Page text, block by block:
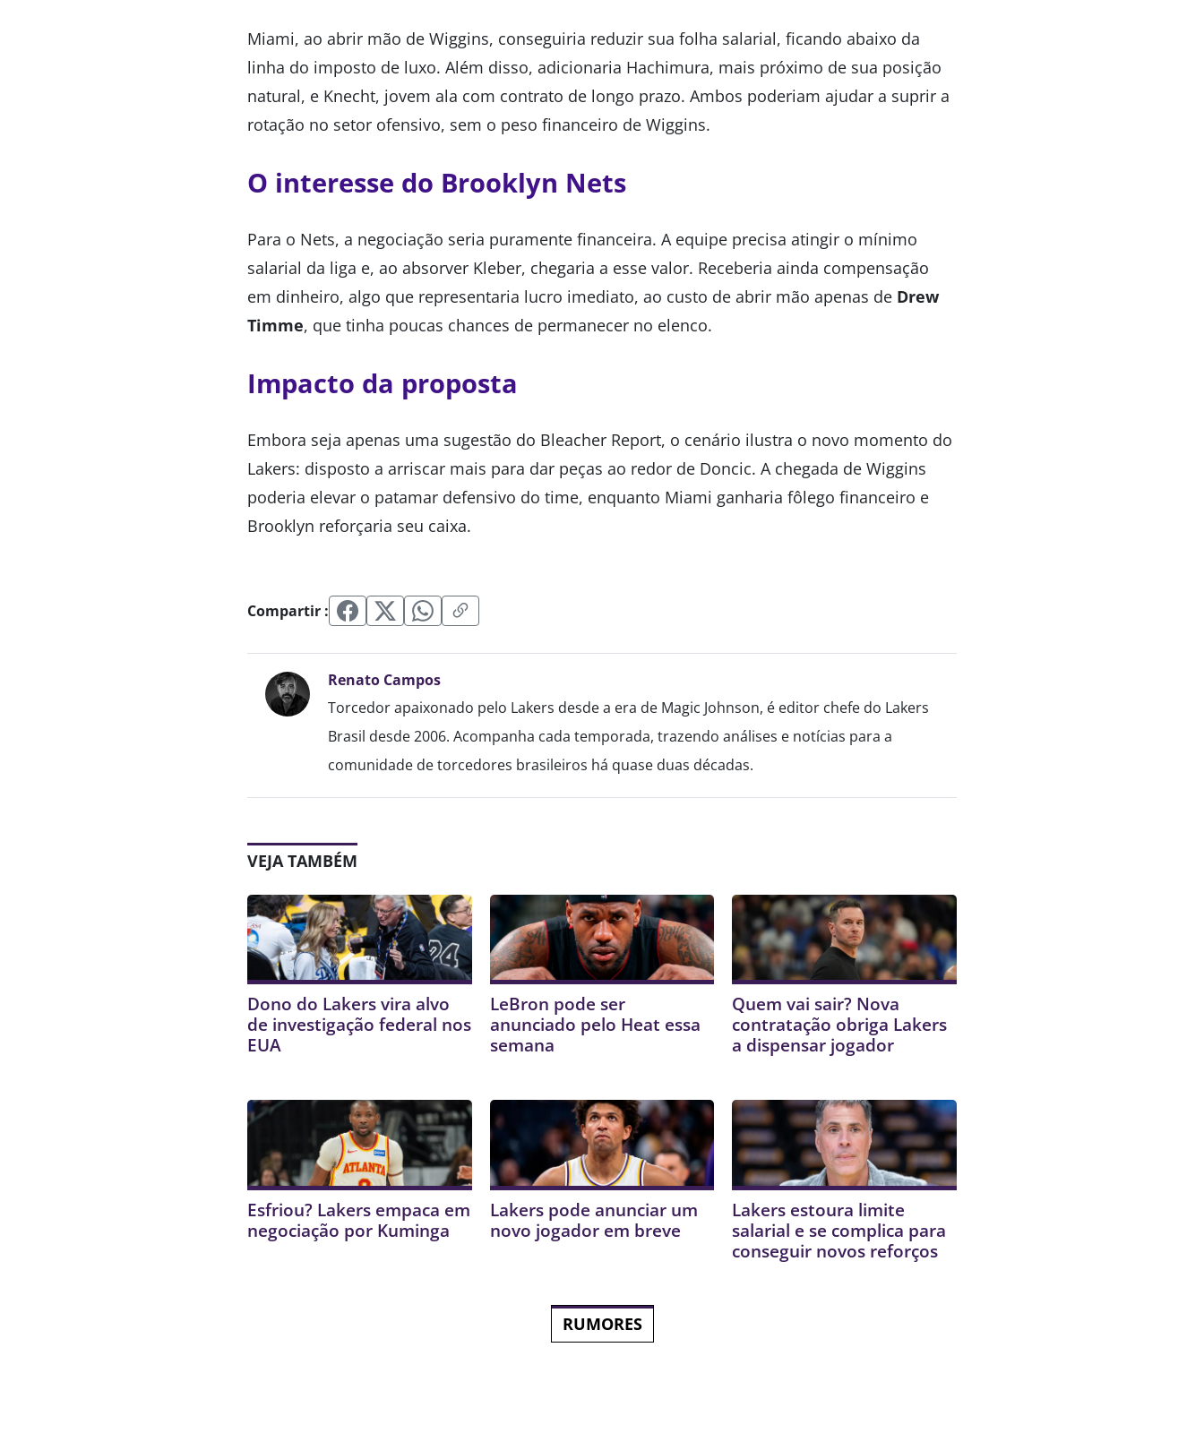
Miami, ao abrir mão de Wiggins, conseguiria reduzir sua folha salarial, ficando abaixo da
linha do imposto de luxo. Além disso, adicionaria Hachimura, mais próximo de sua posição
natural, e Knecht, jovem ala com contrato de longo prazo. Ambos poderiam ajudar a suprir a
rotação no setor ofensivo, sem o peso financeiro de Wiggins.
O interesse do Brooklyn Nets
Para o Nets, a negociação seria puramente financeira. A equipe precisa atingir o mínimo
salarial da liga e, ao absorver Kleber, chegaria a esse valor. Receberia ainda compensação
em dinheiro, algo que representaria lucro imediato, ao custo de abrir mão apenas de Drew
Timme, que tinha poucas chances de permanecer no elenco.
Impacto da proposta
Embora seja apenas uma sugestão do Bleacher Report, o cenário ilustra o novo momento do
Lakers: disposto a arriscar mais para dar peças ao redor de Doncic. A chegada de Wiggins
poderia elevar o patamar defensivo do time, enquanto Miami ganharia fôlego financeiro e
Brooklyn reforçaria seu caixa.
Compartir :
Renato Campos
Torcedor apaixonado pelo Lakers desde a era de Magic Johnson, é editor chefe do Lakers
Brasil desde 2006. Acompanha cada temporada, trazendo análises e notícias para a
comunidade de torcedores brasileiros há quase duas décadas.
VEJA TAMBÉM
Dono do Lakers vira alvo
de investigação federal nos
EUA
LeBron pode ser
anunciado pelo Heat essa
semana
Quem vai sair? Nova
contratação obriga Lakers
a dispensar jogador
Esfriou? Lakers empaca em
negociação por Kuminga
Lakers pode anunciar um
novo jogador em breve
Lakers estoura limite
salarial e se complica para
conseguir novos reforços
RUMORES